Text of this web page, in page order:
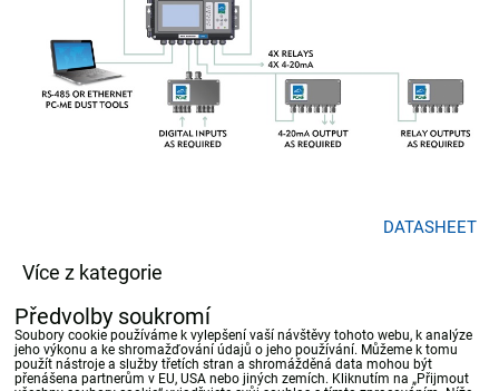
DATASHEET
Více z kategorie
Předchozí produkt Následující produkt
Předvolby soukromí
Soubory cookie používáme k vylepšení vaší návštěvy tohoto webu, k analýze
jeho výkonu a ke shromažďování údajů o jeho používání. Můžeme k tomu
použít nástroje a služby třetích stran a shromážděná data mohou být
přenášena partnerům v EU, USA nebo jiných zemích. Kliknutím na „Přijmout